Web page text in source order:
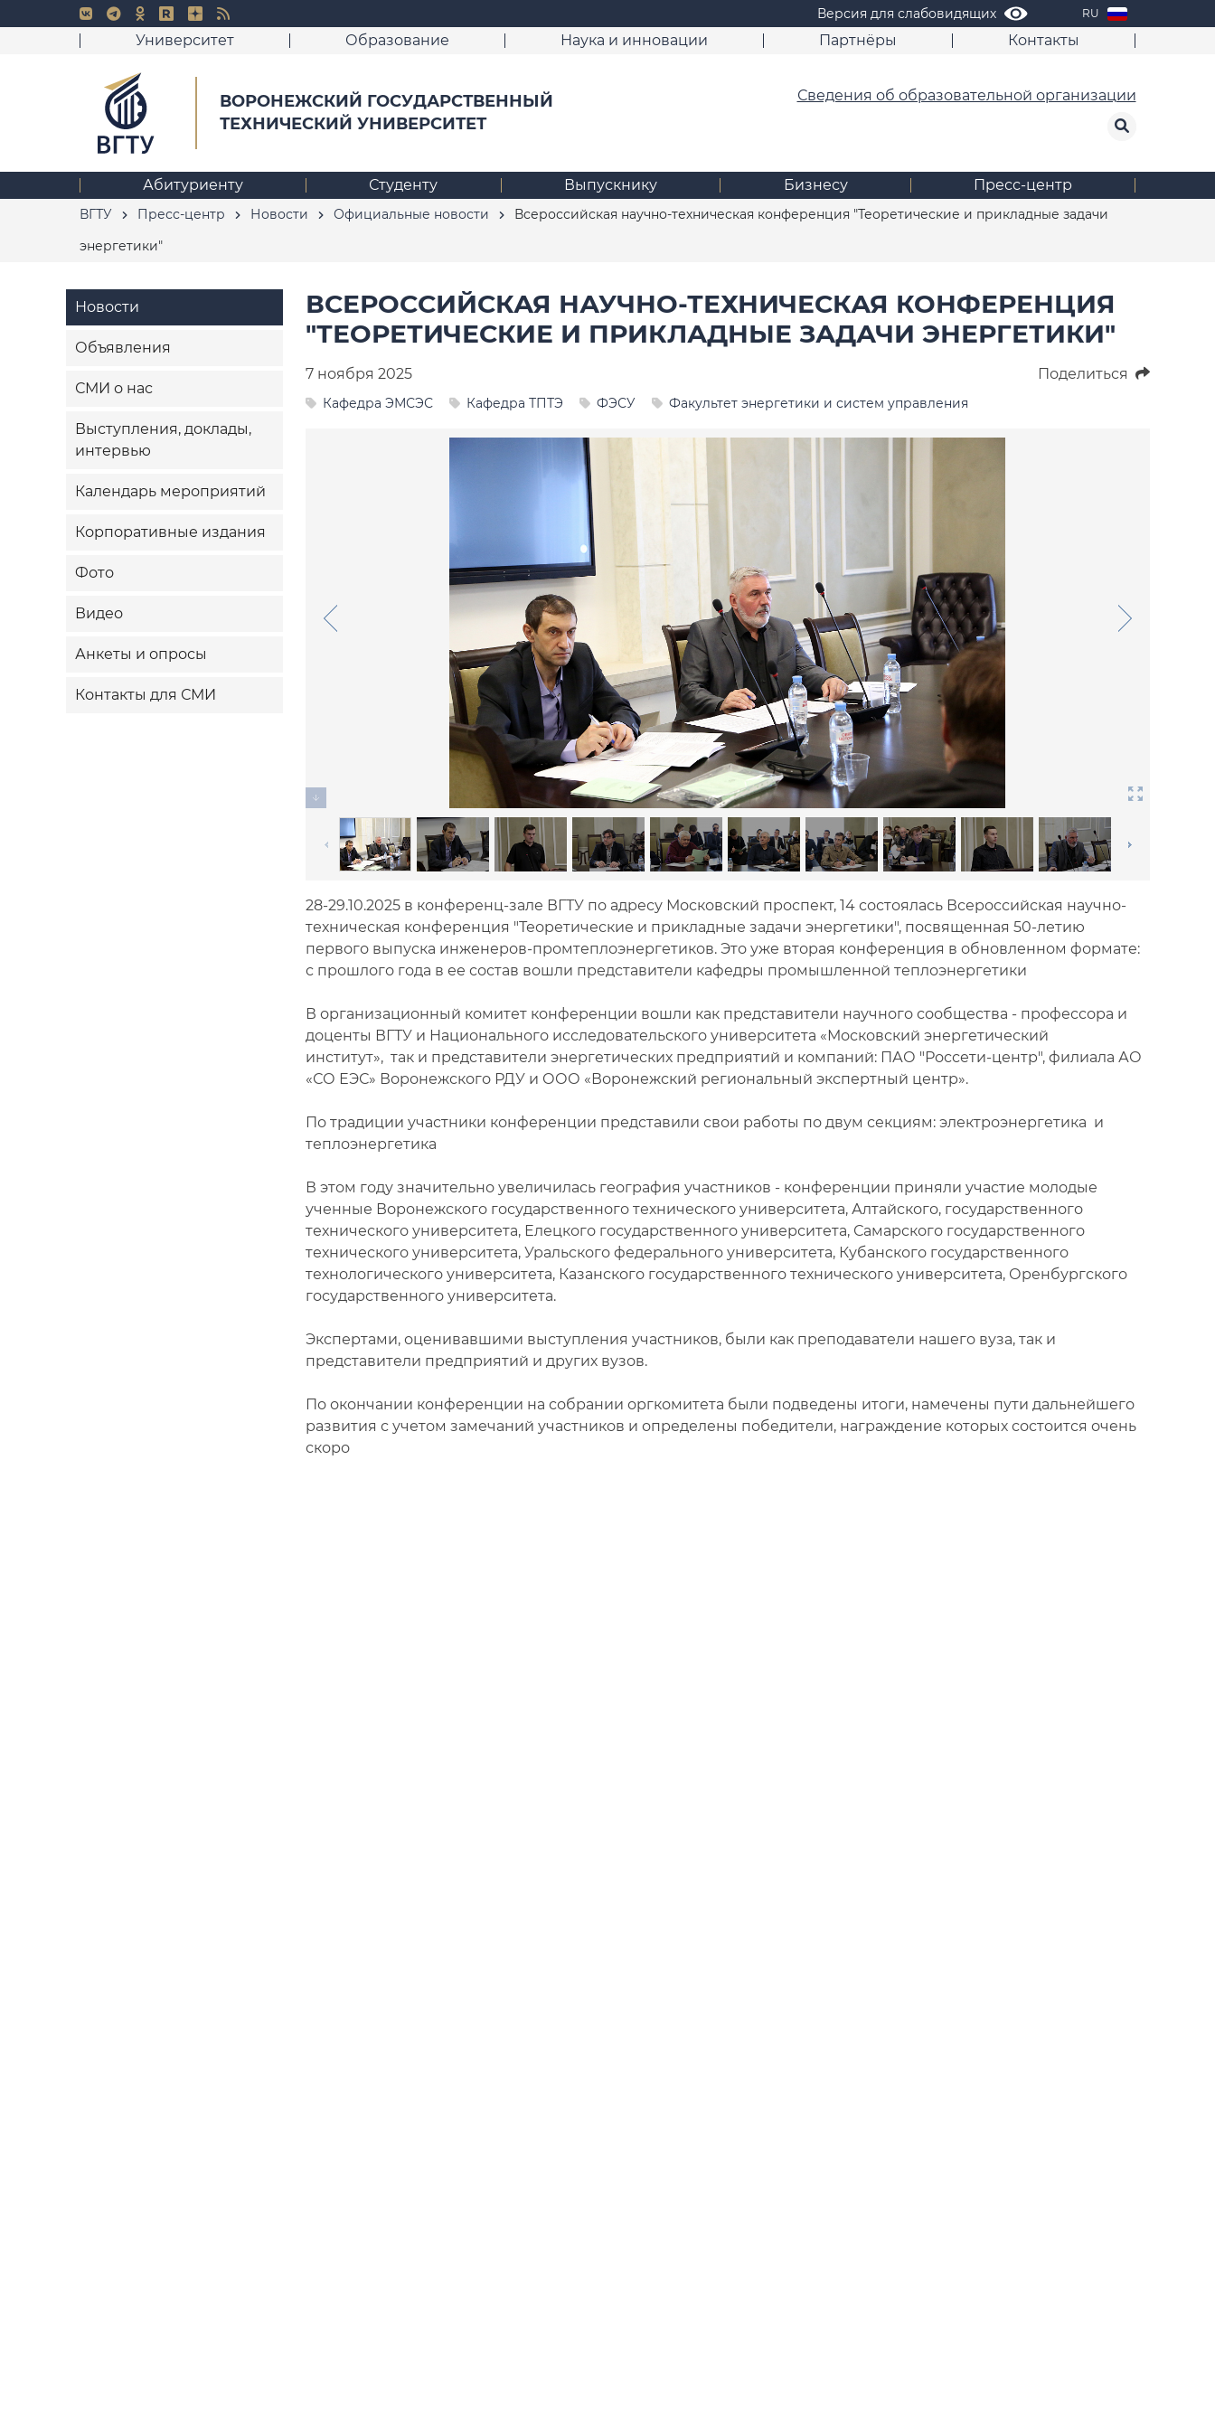
Версия для слабовидящих RU
Университет Образование Наука и инновации Партнёры Контакты
ВОРОНЕЖСКИЙ ГОСУДАРСТВЕННЫЙ
ТЕХНИЧЕСКИЙ УНИВЕРСИТЕТ
Сведения об образовательной организации
Абитуриенту Студенту Выпускнику Бизнесу Пресс-центр
ВГТУ Пресс-центр Новости Официальные новости
Всероссийская научно-техническая конференция "Теоретические и прикладные задачи
энергетики"
Новости
Объявления
СМИ о нас
Выступления, доклады,
интервью
Календарь мероприятий
Корпоративные издания
Фото
Видео
Анкеты и опросы
Контакты для СМИ
ВСЕРОССИЙСКАЯ НАУЧНО-ТЕХНИЧЕСКАЯ КОНФЕРЕНЦИЯ
"ТЕОРЕТИЧЕСКИЕ И ПРИКЛАДНЫЕ ЗАДАЧИ ЭНЕРГЕТИКИ"
7 ноября 2025 Поделиться
Кафедра ЭМСЭС Кафедра ТПТЭ ФЭСУ Факультет энергетики и систем управления
28-29.10.2025 в конференц-зале ВГТУ по адресу Московский проспект, 14 состоялась Всероссийская научно-
техническая конференция "Теоретические и прикладные задачи энергетики", посвященная 50-летию
первого выпуска инженеров-промтеплоэнергетиков. Это уже вторая конференция в обновленном формате:
с прошлого года в ее состав вошли представители кафедры промышленной теплоэнергетики
В организационный комитет конференции вошли как представители научного сообщества - профессора и
доценты ВГТУ и Национального исследовательского университета «Московский энергетический
институт», так и представители энергетических предприятий и компаний: ПАО "Россети-центр", филиала АО
«СО ЕЭС» Воронежского РДУ и ООО «Воронежский региональный экспертный центр».
По традиции участники конференции представили свои работы по двум секциям: электроэнергетика и
теплоэнергетика
В этом году значительно увеличилась география участников - конференции приняли участие молодые
ученные Воронежского государственного технического университета, Алтайского, государственного
технического университета, Елецкого государственного университета, Самарского государственного
технического университета, Уральского федерального университета, Кубанского государственного
технологического университета, Казанского государственного технического университета, Оренбургского
государственного университета.
Экспертами, оценивавшими выступления участников, были как преподаватели нашего вуза, так и
представители предприятий и других вузов.
По окончании конференции на собрании оргкомитета были подведены итоги, намечены пути дальнейшего
развития с учетом замечаний участников и определены победители, награждение которых состоится очень
скоро